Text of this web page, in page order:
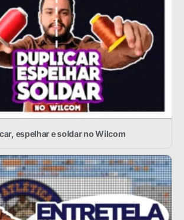
espelhar e soldar no Wilcom